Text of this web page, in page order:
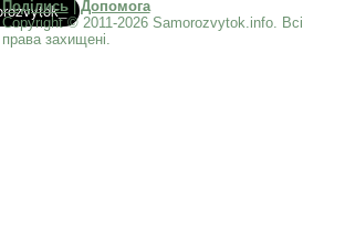
Поділись|Допомога
Copyright © 2011-2026 Samorozvytok.info. Всі
права захищені.